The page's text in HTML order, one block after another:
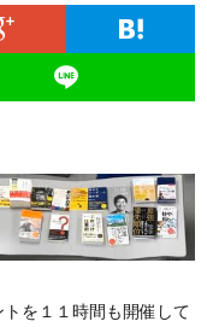
を１１時間も開催して